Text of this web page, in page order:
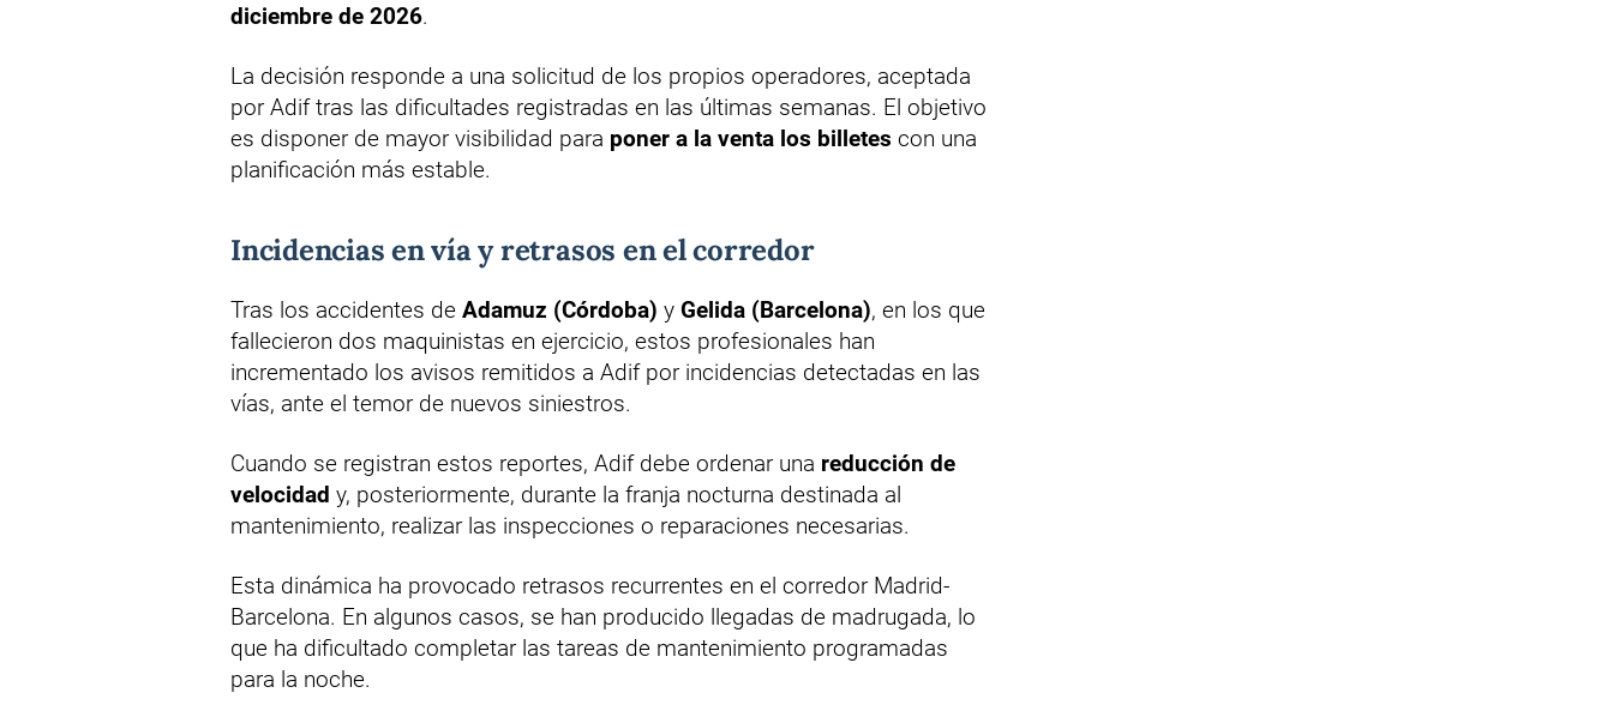
diciembre de 2026.
La decisión responde a una solicitud de los propios operadores, aceptada
por Adif tras las dificultades registradas en las últimas semanas. El objetivo
es disponer de mayor visibilidad para poner a la venta los billetes con una
planificación más estable.
Incidencias en vía y retrasos en el corredor
Tras los accidentes de Adamuz (Córdoba) y Gelida (Barcelona), en los que
fallecieron dos maquinistas en ejercicio, estos profesionales han
incrementado los avisos remitidos a Adif por incidencias detectadas en las
vías, ante el temor de nuevos siniestros.
Cuando se registran estos reportes, Adif debe ordenar una reducción de
velocidad y, posteriormente, durante la franja nocturna destinada al
mantenimiento, realizar las inspecciones o reparaciones necesarias.
Esta dinámica ha provocado retrasos recurrentes en el corredor Madrid-
Barcelona. En algunos casos, se han producido llegadas de madrugada, lo
que ha dificultado completar las tareas de mantenimiento programadas
para la noche.